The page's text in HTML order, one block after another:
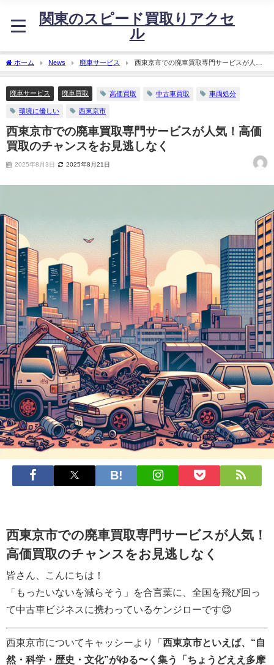
関東のスピード買取りアクセ
ル
ホーム News 廃車サービス
西東京市での廃車買取専門サービスが人
気！高価買取のチャンスをお見逃しなく
廃車サービス 廃車買取 高価買取 中古車買取 車両処分
環境に優しい 西東京市
西東京市での廃車買取専門サービスが人気！高価
買取のチャンスをお見逃しなく
2025年8月3日 2025年8月21日
西東京市での廃車買取専門サービスが人気！
高価買取のチャンスをお見逃しなく
皆さん、こんにちは！
「もったいないを減らそう」を合言葉に、全国を飛び回っ
て中古車ビジネスに携わっているケンジローです😊
西東京市についてキャッシーより「 西東京市といえば、“自
然・科学・歴史・文化”がゆる〜く集う「ちょうどええ多摩